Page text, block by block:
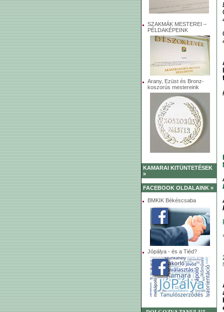
SZAKMÁK MESTEREI –
PÉLDAKÉPEINK
Arany, Ezüst és Bronz-
koszorús mestereink
KAMARAI KITÜNTETÉSEK
»
FACEBOOK OLDALAINK »
BMKIK Békéscsaba
Jópálya - és a Tiéd?